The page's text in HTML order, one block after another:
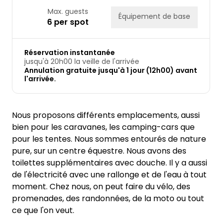
Max. guests
6 per spot Équipement de base
Réservation instantanée
jusqu'à 20h00 la veille de l'arrivée
Annulation gratuite jusqu'à 1 jour (12h00) avant
l'arrivée.
Nous proposons différents emplacements, aussi
bien pour les caravanes, les camping-cars que
pour les tentes. Nous sommes entourés de nature
pure, sur un centre équestre. Nous avons des
toilettes supplémentaires avec douche. Il y a aussi
de l'électricité avec une rallonge et de l'eau à tout
moment. Chez nous, on peut faire du vélo, des
promenades, des randonnées, de la moto ou tout
ce que l'on veut.